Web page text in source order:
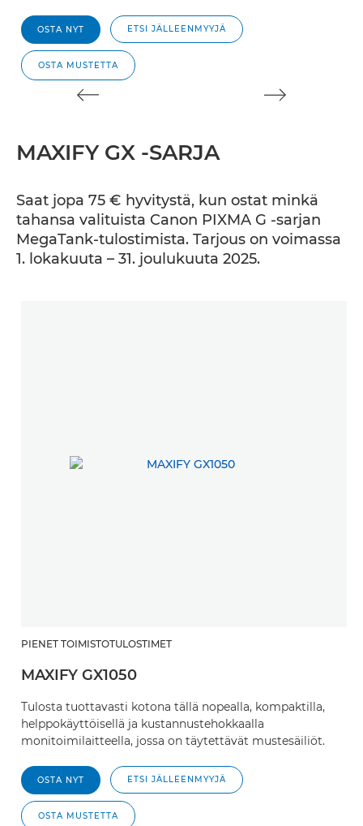
OSTA NYT ETSI JÄLLEENMYYJÄ
OSTA MUSTETTA
MAXIFY GX -SARJA
Saat jopa 75 € hyvitystä, kun ostat minkä
tahansa valituista Canon PIXMA G -sarjan
MegaTank-tulostimista. Tarjous on voimassa
1. lokakuuta – 31. joulukuuta 2025.
PIENET TOIMISTOTULOSTIMET
MAXIFY GX1050
Tulosta tuottavasti kotona tällä nopealla, kompaktilla,
helppokäyttöisellä ja kustannustehokkaalla
monitoimilaitteella, jossa on täytettävät mustesäiliöt.
OSTA NYT ETSI JÄLLEENMYYJÄ
OSTA MUSTETTA